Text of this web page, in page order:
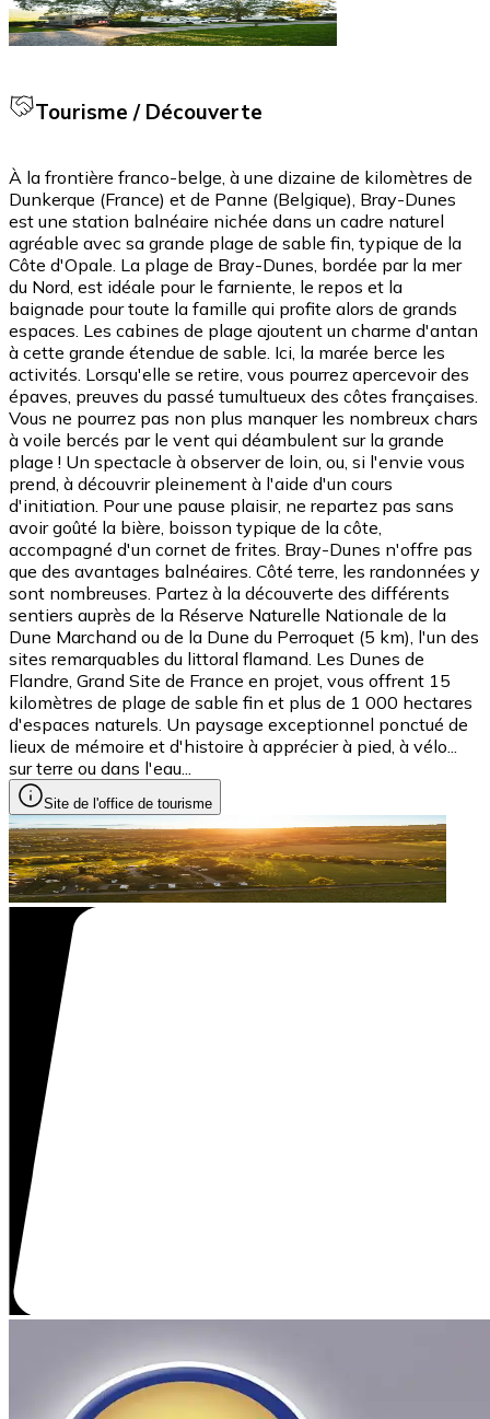
Tourisme / Découverte
À la frontière franco-belge, à une dizaine de kilomètres de
Dunkerque (France) et de Panne (Belgique), Bray-Dunes
est une station balnéaire nichée dans un cadre naturel
agréable avec sa grande plage de sable fin, typique de la
Côte d'Opale. La plage de Bray-Dunes, bordée par la mer
du Nord, est idéale pour le farniente, le repos et la
baignade pour toute la famille qui profite alors de grands
espaces. Les cabines de plage ajoutent un charme d'antan
à cette grande étendue de sable. Ici, la marée berce les
activités. Lorsqu'elle se retire, vous pourrez apercevoir des
épaves, preuves du passé tumultueux des côtes françaises.
Vous ne pourrez pas non plus manquer les nombreux chars
à voile bercés par le vent qui déambulent sur la grande
plage ! Un spectacle à observer de loin, ou, si l'envie vous
prend, à découvrir pleinement à l'aide d'un cours
d'initiation. Pour une pause plaisir, ne repartez pas sans
avoir goûté la bière, boisson typique de la côte,
accompagné d'un cornet de frites. Bray-Dunes n'offre pas
que des avantages balnéaires. Côté terre, les randonnées y
sont nombreuses. Partez à la découverte des différents
sentiers auprès de la Réserve Naturelle Nationale de la
Dune Marchand ou de la Dune du Perroquet (5 km), l'un des
sites remarquables du littoral flamand. Les Dunes de
Flandre, Grand Site de France en projet, vous offrent 15
kilomètres de plage de sable fin et plus de 1 000 hectares
d'espaces naturels. Un paysage exceptionnel ponctué de
lieux de mémoire et d'histoire à apprécier à pied, à vélo...
sur terre ou dans l'eau...
Site de l'office de tourisme